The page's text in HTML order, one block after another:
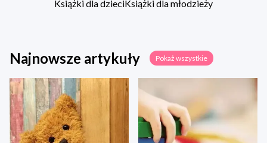
Książki dla dzieciKsiążki dla młodzieży
Najnowsze artykuły Pokaż wszystkie